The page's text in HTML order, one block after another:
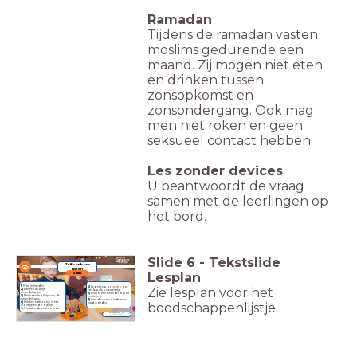
Ramadan
Tijdens de ramadan vasten
moslims gedurende een
maand. Zij mogen niet eten
en drinken tussen
zonsopkomst en
zonsondergang. Ook mag
men niet roken en geen
seksueel contact hebben.
Les zonder devices
U beantwoordt de vraag
samen met de leerlingen op
het bord.
Zelf bonbons
maken
15 min.
1)
Was je handen.
2)
Pak een blokje
amandelspijs.
3)
Maak een bolletje van de
amandelspijs.
4) Prik een satéstokje in het
bolletje en doop het
helemaal in de chocolade.
5)
Leg het voorzichtig op
een bonbonpapiertje.
6)
Druk er een amandel op ter
versiering.
7)
Laat de chocolade even
hard worden.
Allergenen: H
(amandelen)
Slide 6 - Tekstslide
Lesplan
Zie lesplan voor het
boodschappenlijstje.